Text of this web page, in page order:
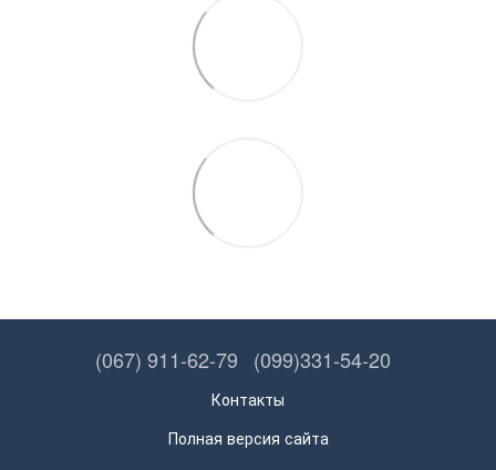
(067) 911-62-79 (099)331-54-20
Контакты
Полная версия сайта